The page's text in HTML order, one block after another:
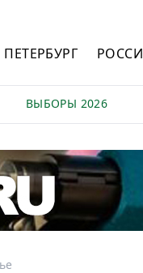
ПЕТЕРБУРГ
ВЫБОРЫ 2026